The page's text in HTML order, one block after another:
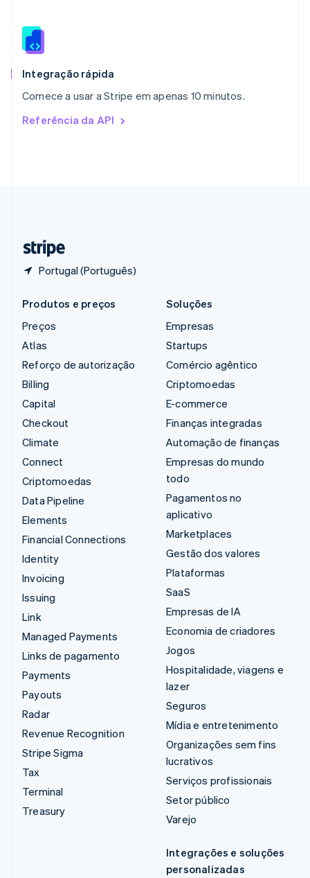
Integração rápida
Comece a usar a Stripe em apenas 10 minutos.
Referência da API
Portugal (Português)
RAE de Hong Kong, China
Reino Unido
English
English
English
Produtos e preços
Preços
Atlas
Reforço de autorização
Billing
Capital
Checkout
Climate
Connect
Criptomoedas
Data Pipeline
Elements
Financial Connections
Identity
Invoicing
Issuing
Link
Managed Payments
Links de pagamento
Payments
Payouts
Radar
Revenue Recognition
Stripe Sigma
Tax
Terminal
Treasury
Soluções
Empresas
Startups
Comércio agêntico
Criptomoedas
E-commerce
Finanças integradas
Automação de finanças
Empresas do mundo
todo
Pagamentos no
aplicativo
Marketplaces
Gestão dos valores
Plataformas
SaaS
Empresas de IA
Economia de criadores
Jogos
Hospitalidade, viagens e
lazer
Seguros
Mídia e entretenimento
Organizações sem fins
lucrativos
Serviços profissionais
Setor público
Varejo
Integrações e soluções
personalizadas